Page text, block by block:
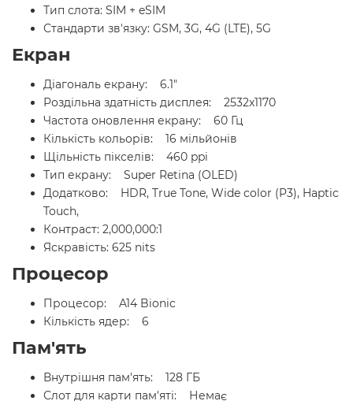
Тип слота: SIM + eSIM
Стандарти зв'язку: GSM, 3G, 4G (LTE), 5G
Екран
Діагональ екрану: 6.1"
Роздільна здатність дисплея: 2532x1170
Частота оновлення екрану: 60 Гц
Кількість кольорів: 16 мільйонів
Щільність пікселів: 460 ppi
Тип екрану: Super Retina (OLED)
Додатково: HDR, True Tone, Wide color (P3), Haptic
Touch,
Контраст: 2,000,000:1
Яскравість: 625 nits
Процесор
Процесор: A14 Bionic
Кількість ядер: 6
Пам'ять
Внутрішня пам'ять: 128 ГБ
Слот для карти пам'яті: Немає